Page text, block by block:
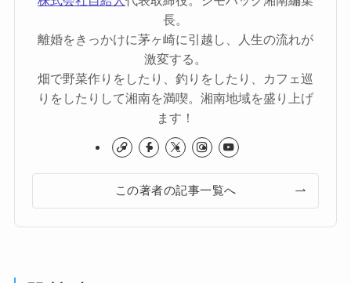
長。
離婚をきっかけに茅ヶ崎に引越し、人生の流れが
激変する。
畑で野菜作りをしたり、釣りをしたり、カフェ巡
りをしたりして湘南を満喫。湘南地域を盛り上げ
ます！
この著者の記事一覧へ